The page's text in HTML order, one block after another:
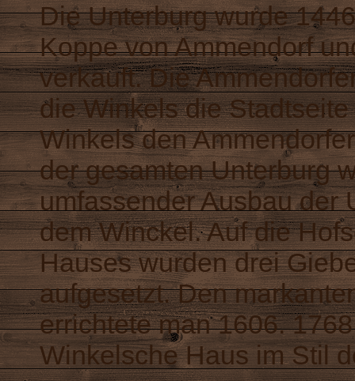
Die Unterburg wurde
Koppe von Ammendorf
verkauft. Die
die Winkels die
Winkels den
der gesamten Unterburg
umfassender Ausbau der
dem Winckel. Auf die
Hauses wurden drei
aufgesetzt. Den
errichtete man 1606.
Winkelsche Haus im Stil